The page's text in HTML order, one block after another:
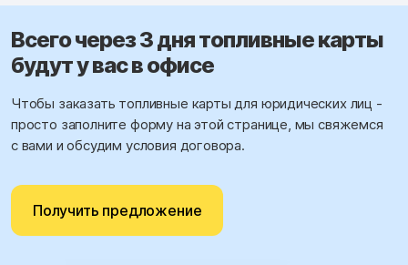
Всего через 3 дня топливные карты
будут у вас в офисе
Чтобы заказать топливные карты для юридических лиц -
просто заполните форму на этой странице, мы свяжемся
с вами и обсудим условия договора.
Получить предложение